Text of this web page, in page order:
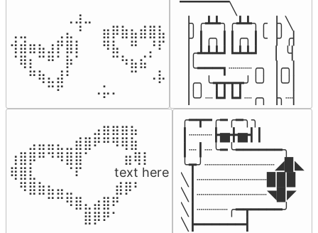
⠀⠀⠀⠀⠀⠀⢀⣰⣀⠀⠀⠀⠀⠀⠀⠀⠀
⢀⣀⠀⠀⠀⢀⣄⠘⠀⠀⣶⡿⣷⣦⣾⣿⣧
⢺⣾⣶⣦⣰⡟⣿⡇⠀⠀⠻⣧⠀⠛⠀⡘⠏
⠈⢿⡆⠉⠛⠁⡷⠁⠀⠀⠀⠉⠳⣦⣮⠁⠀
⠀⠀⠛⢷⣄⣼⠃⠀⠀⠀⠀⠀⠀⠉⠀⠠⡧
⠀⠀⠀⠀⠉⠋⠀⠀⠀⠠⡥⠄⠀⠀⠀⠀⠀
▔▔▔▔▔╲
▕╮╭┻┻╮╭┻┻╮╭▕╮╲
▕╯┃╭╮┃┃╭╮┃╰▕╯╭▏
▕╭┻┻┻┛┗┻┻┛  ▕  ╰▏
▕╰━━━┓┈┈┈╭╮▕╭╮▏
▕╭╮╰┳┳┳┳╯╰╯▕╰╯▏
▕╰╯┈┗┛┗┛┈╭╮▕╮┈▏
⠀⠀⠀⠀⠀⠀⠀⠀⠀⣠⣶⣶⣶⣦⠀⠀
⠀⠀⣠⣤⣤⣄⣀⣾⣿⠟⠛⠻⢿⣷⠀
⢰⣿⡿⠛⠙⠻⣿⣿⠁⠀⠀ ⠀⣶⢿⡇
⢿⣿⣇⠀⠀⠀⠈⠏⠀⠀⠀ text here
⠀⠻⣿⣷⣦⣤⣀⠀⠀⠀ ⠀⣾⡿⠃⠀
⠀⠀⠀⠀⠉⠉⠻⣿⣄⣴⣿⠟⠀⠀⠀
⠀⠀⠀⠀⠀⠀⠀⠀⣿⡿⠟⠁⠀⠀⠀
╭━┳━╭━╭━╮╮
┃┈┈┈┣▅╋▅┫┃
┃┈┃┈╰━╰━━━━━━╮
╰┳╯┈┈┈┈┈┈┈┈┈◢▉◣
╲┃┈┈┈┈┈┈┈┈┈▉▉▉
╲┃┈┈┈┈┈┈┈┈┈◥▉◤
╲┃┈┈┈┈╭━┳━━━━╯
╲┣━━━━━━┫﻿